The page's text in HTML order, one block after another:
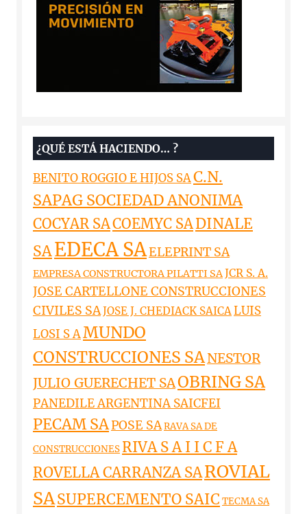
¿QUÉ ESTÁ HACIENDO… ?
BENITO ROGGIO E HIJOS SAC.N.
SAPAG SOCIEDAD ANONIMA
COCYAR SACOEMYC SADINALE
SAEDECA SAELEPRINT SA
EMPRESA CONSTRUCTORA PILATTI SAJCR S. A.
JOSE CARTELLONE CONSTRUCCIONES
CIVILES SAJOSE J. CHEDIACK SAICALUIS
LOSI S AMUNDO
CONSTRUCCIONES SANESTOR
JULIO GUERECHET SAOBRING SA
PANEDILE ARGENTINA SAICFEI
PECAM SAPOSE SARAVA SA DE
CONSTRUCCIONES RIVA S A I I C F A
ROVELLA CARRANZA SAROVIAL
SASUPERCEMENTO SAIC TECMA SA